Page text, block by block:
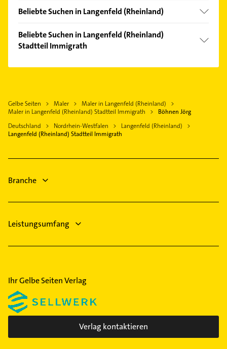
Richrath
Leichlingen (Rheinland)
Monheim am Rhein
Haan Rheinland
Burscheid Rheinland
Mettmann
Beliebte Suchen in Langenfeld (Rheinland)
Lackiererei
Schreiner
Putzfrau
Gebäudereinigung
Phoniatrie
Fensterbauer
Beliebte Suchen in Langenfeld (Rheinland)
Stadtteil Immigrath
Fensterbauer
Putzfrau
Elektriker
Gelbe Seiten Maler
Maler in Langenfeld (Rheinland)
Maler in Langenfeld (Rheinland) Stadtteil Immigrath
Böhnen Jörg
Deutschland
Nordrhein-Westfalen
Langenfeld (Rheinland)
Langenfeld (Rheinland) Stadtteil Immigrath
Branche
Leistungsumfang
Ihr Gelbe Seiten Verlag
Verlag kontaktieren